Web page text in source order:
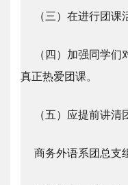
（三）在进行团课
（四）加强同学们
真正热爱团课。
（五）应提前讲清
商务外语系团总支